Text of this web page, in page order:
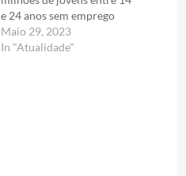
e 24 anos sem emprego
Maio 29, 2023
In "Atualidade"